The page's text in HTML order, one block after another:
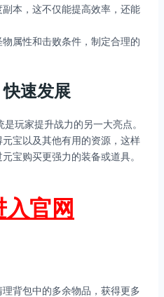
本，这不仅能提高效率，还能
属性和击败条件，制定合理的
速发展
玩家提升战力的另一大亮点。
宝以及其他有用的资源，这样
宝购买更强力的装备或道具。
入官网
背包中的多余物品，获得更多